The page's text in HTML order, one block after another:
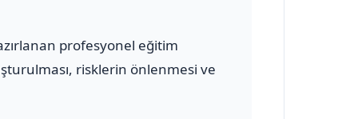
profesyonel eğitim
risklerin önlenmesi ve